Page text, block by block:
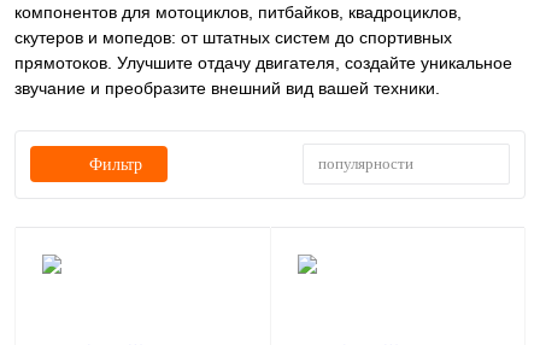
компонентов для мотоциклов, питбайков, квадроциклов,
скутеров и мопедов: от штатных систем до спортивных
прямотоков. Улучшите отдачу двигателя, создайте уникальное
звучание и преобразите внешний вид вашей техники.
Фильтр популярности